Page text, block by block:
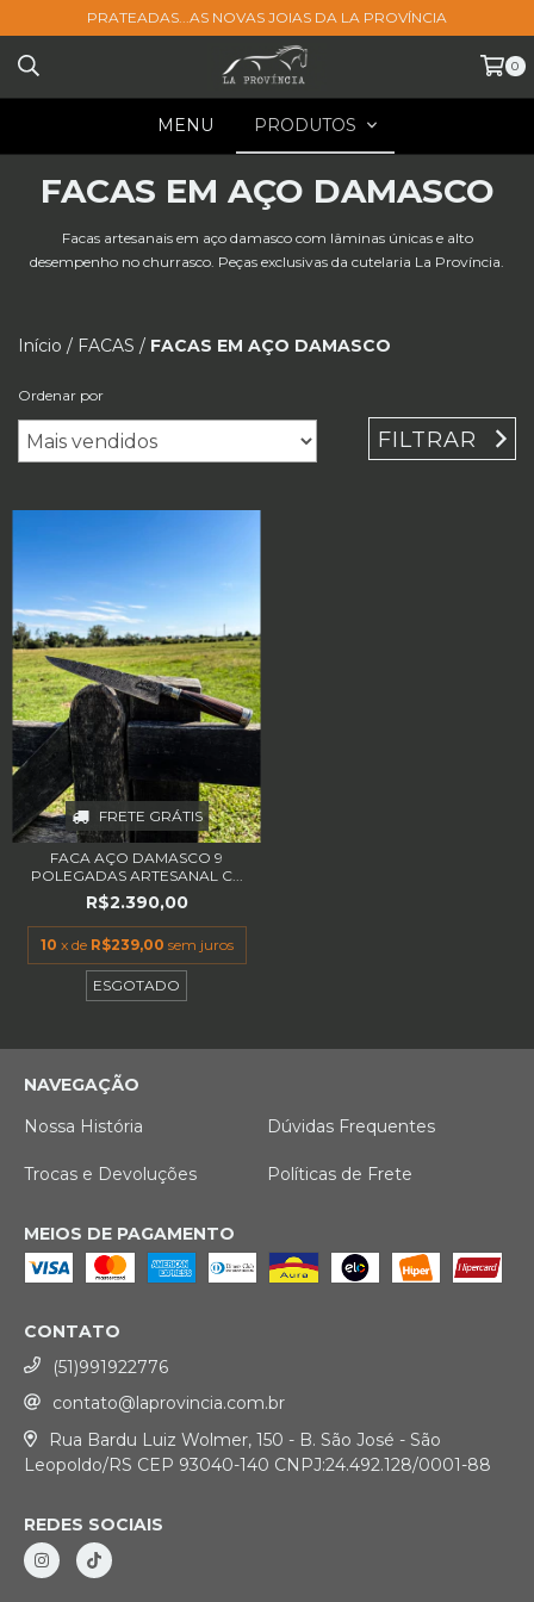
PRATEADAS...AS NOVAS JOIAS DA LA PROVÍNCIA
0
MENU PRODUTOS
FACAS EM AÇO DAMASCO
Facas artesanais em aço damasco com lâminas únicas e alto
desempenho no churrasco. Peças exclusivas da cutelaria La Província.
Início / FACAS / FACAS EM AÇO DAMASCO
Ordenar por
FILTRAR
FRETE GRÁTIS
FACA AÇO DAMASCO 9
POLEGADAS ARTESANAL C...
R$2.390,00
10 x de R$239,00 sem juros
ESGOTADO
NAVEGAÇÃO
Nossa História
Dúvidas Frequentes
Trocas e Devoluções Políticas de Frete
MEIOS DE PAGAMENTO
CONTATO
(51)991922776
contato@laprovincia.com.br
Rua Bardu Luiz Wolmer, 150 - B. São José - São
Leopoldo/RS CEP 93040-140 CNPJ:24.492.128/0001-88
REDES SOCIAIS